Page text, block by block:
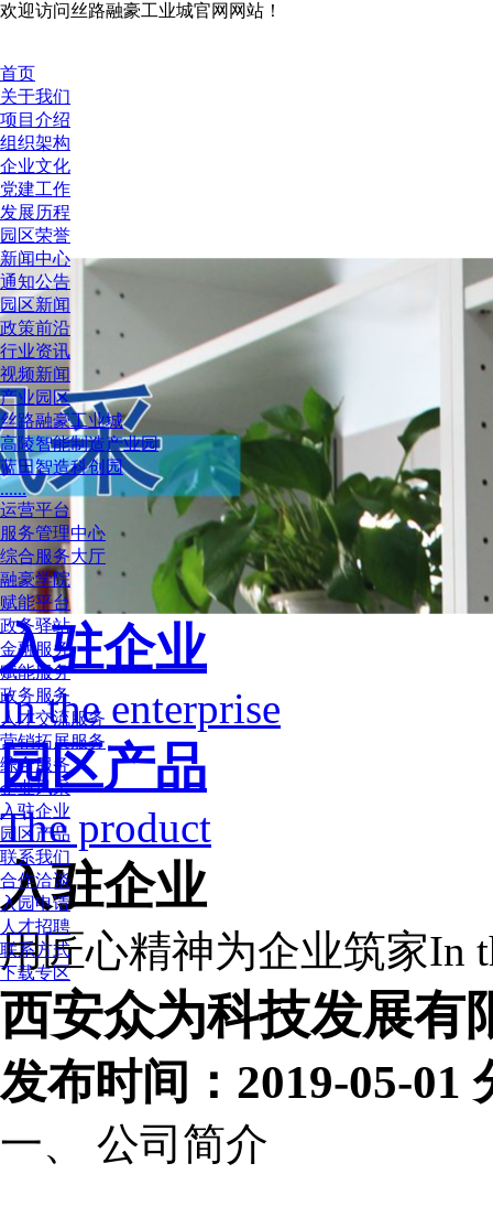
欢迎访问丝路融豪工业城官网网站！
首页
关于我们
项目介绍
组织架构
企业文化
党建工作
发展历程
园区荣誉
新闻中心
通知公告
园区新闻
政策前沿
行业资讯
视频新闻
产业园区
丝路融豪工业城
高陵智能制造产业园
蓝田智造科创园
......
运营平台
服务管理中心
综合服务大厅
融豪学院
赋能平台
政务驿站
金融服务
赋能服务
政务服务
人才交流服务
营销拓展服务
综合服务
企业风采
入驻企业
园区产品
联系我们
合作洽谈
入园申请
人才招聘
联系方式
下载专区
入驻企业
In the enterprise
园区产品
The product
入驻企业
用匠心精神为企业筑家In
西安众为科技发展有
发布时间：2019-05-01
一、 公司简介